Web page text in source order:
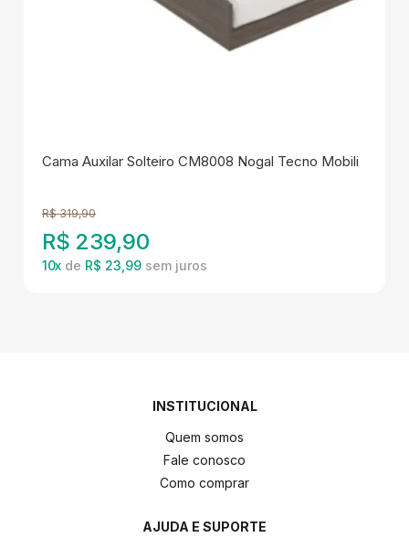
Cama Auxilar Solteiro CM8008 Nogal Tecno Mobili
R$ 319,90
R$ 239,90
10x de R$ 23,99
INSTITUCIONAL
Quem somos
Fale conosco
Como comprar
AJUDA E SUPORTE